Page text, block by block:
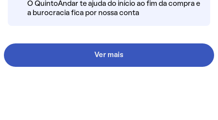
O QuintoAndar te ajuda do início ao fim da compra e
a burocracia fica por nossa conta
Ver mais